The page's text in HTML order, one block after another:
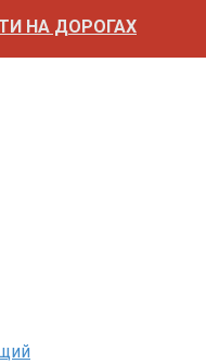
НА ДОРОГАХ